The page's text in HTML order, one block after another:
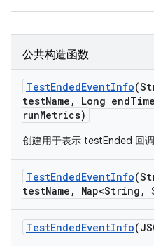
公共构造函数
TestEndedEventInfo
testName , Long endTime
runMetrics)
创建用于表示 testEnded 回调
TestEndedEventInfo
testName , Map<String ,
TestEndedEventInfo